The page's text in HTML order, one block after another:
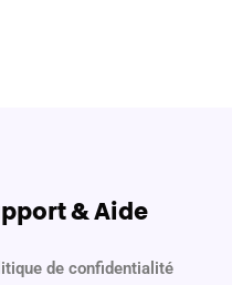
& Aide
de confidentialité